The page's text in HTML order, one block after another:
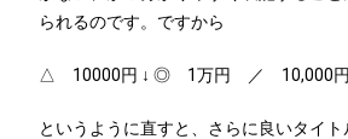
られるのです。ですから
△ 10000円 ↓ ◎ 1万円 ／ 10,000
というように直すと、さらに良いタイト